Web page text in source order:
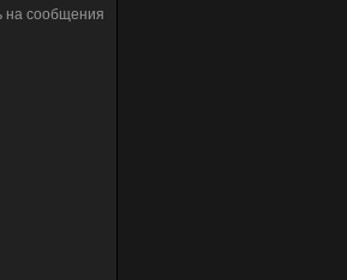
на сообщения